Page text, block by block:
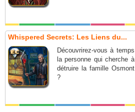
Whispered Secrets: Les Liens du...
Découvrirez-vous à temps
la personne qui cherche à
détruire la famille Osmont
?